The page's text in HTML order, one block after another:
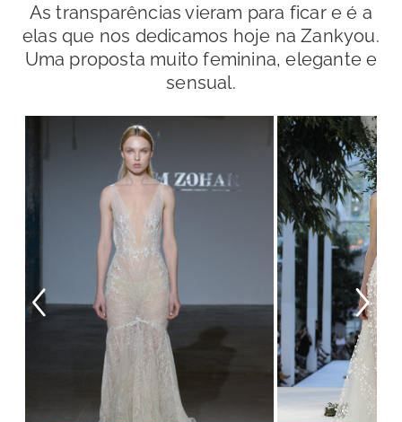
As transparências vieram para ficar e é a
elas que nos dedicamos hoje na Zankyou.
Uma proposta muito feminina, elegante e
sensual.